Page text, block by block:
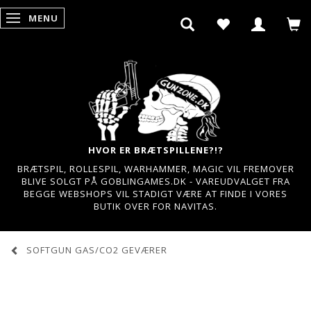
SKIFTE NAVIGATION
MENU
HVOR ER BRÆTSPILLENE?!?
BRÆTSPIL, ROLLESPIL, WARHAMMER, MAGIC VIL FREMOVER
BLIVE SOLGT PÅ GOBLINGAMES.DK - VAREUDVALGET FRA
BEGGE WEBSHOPS VIL STADIGT VÆRE AT FINDE I VORES
BUTIK OVER FOR NAVITAS.
SOFTGUN GAS/CO2 GEVÆRER